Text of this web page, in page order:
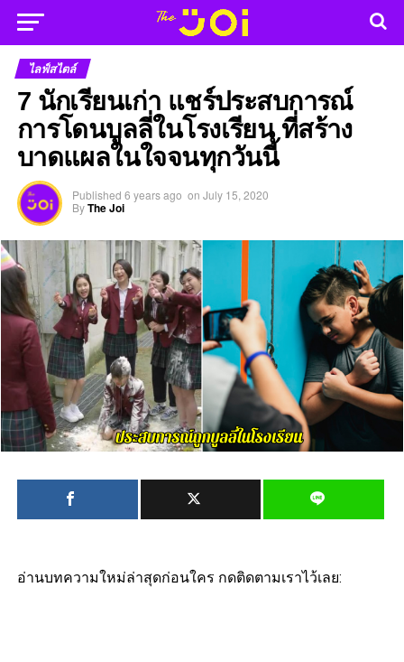
ไลฟ์สไตล์
7 นักเรียนเก่า แชร์ประสบการณ์
การโดนบูลลี่ในโรงเรียน ที่สร้าง
บาดแผลในใจจนทุกวันนี้
Published 6 years ago on July 15, 2020
ByThe Joi
อ่านบทความใหม่ล่าสุดก่อนใคร กดติดตามเราไว้เลย: